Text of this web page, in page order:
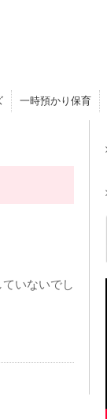
一時預かり保育
いないでし